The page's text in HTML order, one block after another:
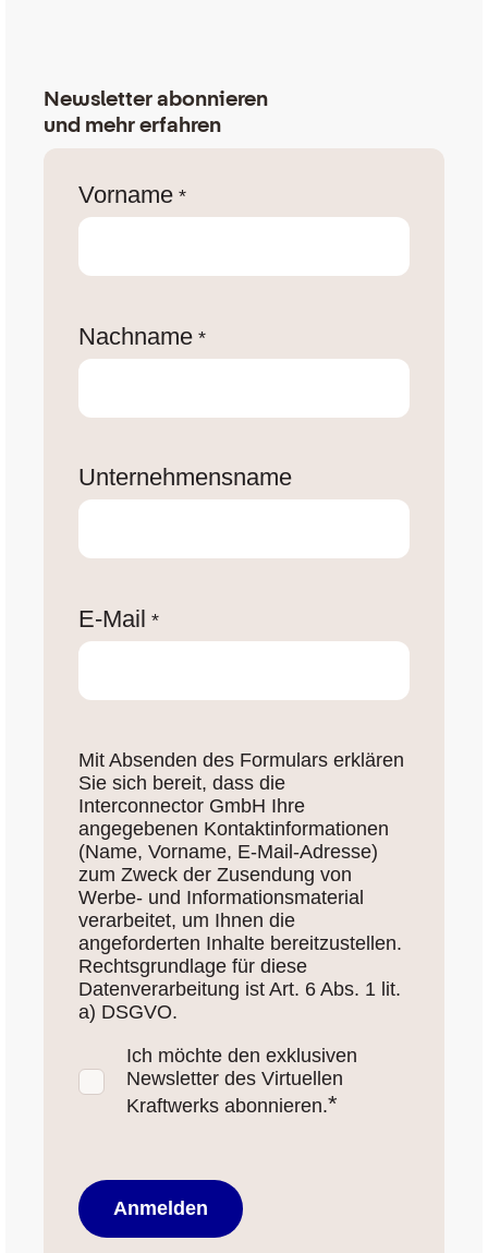
Newsletter abonnieren
und mehr erfahren
Vorname *
Nachname *
Unternehmensname
E-Mail *
Mit Absenden des Formulars erklären
Sie sich bereit, dass die
Interconnector GmbH Ihre
angegebenen Kontaktinformationen
(Name, Vorname, E-Mail-Adresse)
zum Zweck der Zusendung von
Werbe- und Informationsmaterial
verarbeitet, um Ihnen die
angeforderten Inhalte bereitzustellen.
Rechtsgrundlage für diese
Datenverarbeitung ist Art. 6 Abs. 1 lit.
a) DSGVO.
Ich möchte den exklusiven
Newsletter des Virtuellen
Kraftwerks abonnieren.*